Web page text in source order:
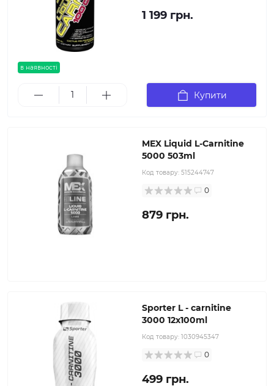
в наявності
1 199 грн.
Купити
MEX Liquid L-Carnitine
5000 503ml
Код товару: 515244747
0
879 грн.
Sporter L - carnitine
3000 12x100ml
Код товару: 1030945347
0
499 грн.